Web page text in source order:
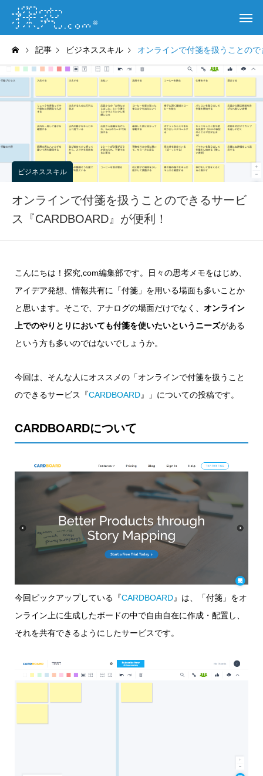
記事 ビジネススキル オンラインで付箋を扱うことの
ビジネススキル
オンラインで付箋を扱うことのできるサービ
ス『CARDBOARD』が便利！
こんにちは！探究,com編集部です。日々の思考メモをはじめ、
アイデア発想、情報共有に「付箋」を用いる場面も多いことか
と思います。そこで、アナログの場面だけでなく、 オンライン
上でのやりとりにおいても付箋を使いたいというニーズがある
という方も多いのではないでしょうか。
今回は、そんな人にオススメの「オンラインで付箋を扱うこと
のできるサービス『CARDBOARD』」についての投稿です。
CARDBOARDについて
今回ピックアップしている『CARDBOARD』は、「付箋」をオ
ンライン上に生成したボードの中で自由自在に作成・配置し、
それを共有できるようにしたサービスです。